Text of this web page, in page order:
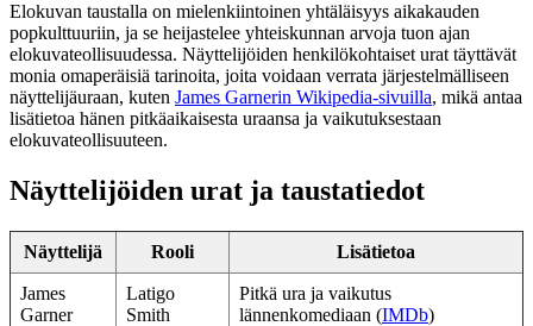
Elokuvan taustalla on mielenkiintoinen yhtäläisyys aikakauden
popkulttuuriin, ja se heijastelee yhteiskunnan arvoja tuon ajan
elokuvateollisuudessa. Näyttelijöiden henkilökohtaiset urat täyttävät
monia omaperäisiä tarinoita, joita voidaan verrata järjestelmälliseen
näyttelijäuraan, kuten James Garnerin Wikipedia-sivuilla, mikä antaa
lisätietoa hänen pitkäaikaisesta uraansa ja vaikutuksestaan
elokuvateollisuuteen.
Näyttelijöiden urat ja taustatiedot
Näyttelijä Rooli Lisätietoa
James
Garner
Latigo
Smith
Pitkä ura ja vaikutus
lännenkomediaan (IMDb)